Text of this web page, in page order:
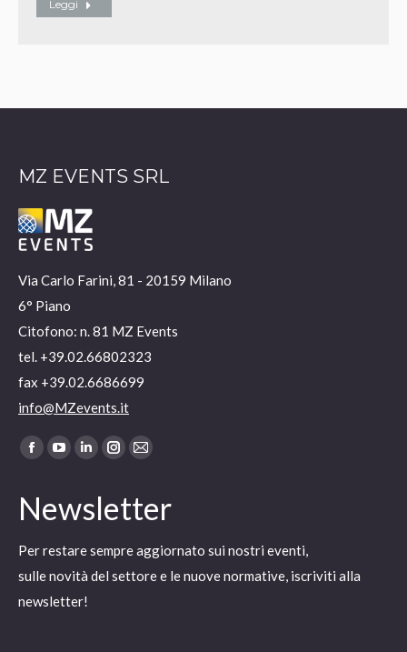
Leggi
MZ EVENTS SRL
Via Carlo Farini, 81 - 20159 Milano
6° Piano
Citofono: n. 81 MZ Events
tel. +39.02.66802323
fax +39.02.6686699
info@MZevents.it
Ci puoi trovare su:
Facebook
opens
new
window
YouTube
opens
new
window
Linkedin
opens
new
window
Instagram
opens
new
window
Mail
opens
new
window
Newsletter
Per restare sempre aggiornato sui nostri eventi,
sulle novità del settore e le nuove normative, iscriviti alla
newsletter!